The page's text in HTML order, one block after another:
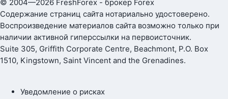
© 2004—2026 FreshForex - брокер Forex
Содержание страниц сайта нотариально удостоверено.
Воспроизведение материалов сайта возможно только при
наличии активной гиперссылки на первоисточник.
Suite 305, Griffith Corporate Centre, Beachmont, P.O. Box
1510, Kingstown, Saint Vincent and the Grenadines.
Уведомление о рисках